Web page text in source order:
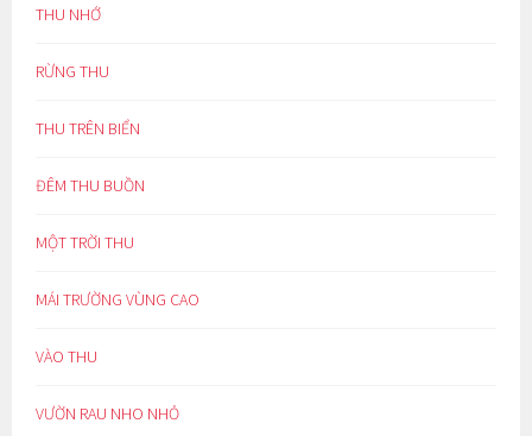
THU NHỚ
RỪNG THU
THU TRÊN BIỂN
ĐÊM THU BUỒN
MỘT TRỜI THU
MÁI TRƯỜNG VÙNG CAO
VÀO THU
VƯỜN RAU NHO NHỎ